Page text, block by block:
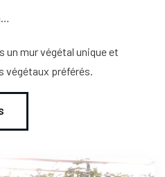
un mur végétal unique et
végétaux préférés.